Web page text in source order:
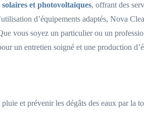
et photovoltaïques, offrant des
d’équipements adaptés, Nova
vous soyez un particulier ou un
un entretien soigné et une production
et prévenir les dégâts des eaux par la